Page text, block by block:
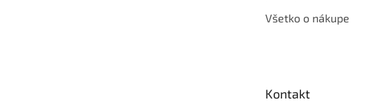
Všetko o nákupe
Kontakt